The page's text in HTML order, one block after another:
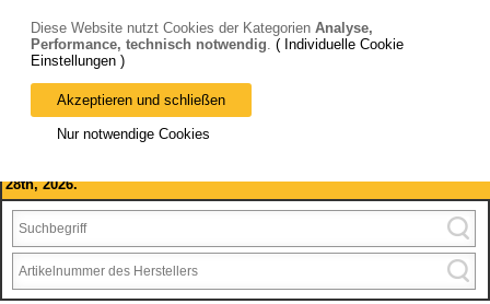
Bitte beachten Sie: wir machen Betriebsferien, vom 03. bis 28.
August 2026 haben wir geschlossen.
28th, 2026.
Diese Website nutzt Cookies der Kategorien Analyse,
Performance, technisch notwendig. ( Individuelle Cookie
Einstellungen )
Akzeptieren und schließen
Nur notwendige Cookies